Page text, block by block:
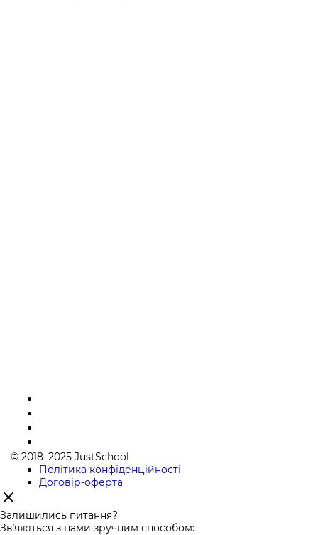
© 2018–2025 JustSchool
Політика конфіденційності
Договір-оферта
Залишились питання?
Звʼяжіться з нами зручним способом: